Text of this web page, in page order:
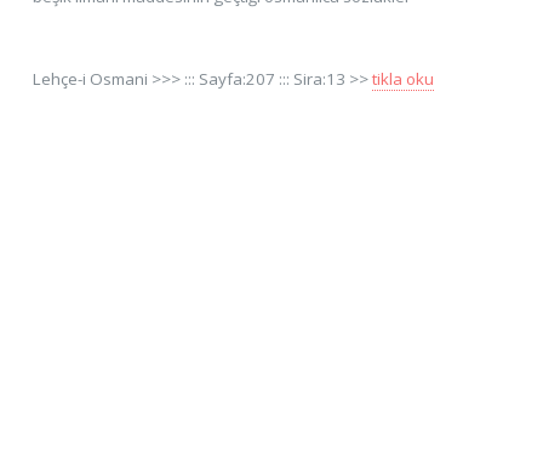
Lehçe-i Osmani >>> ::: Sayfa:207 ::: Sira:13 >>tikla oku